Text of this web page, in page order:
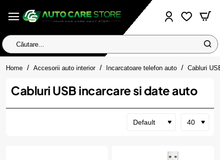
Căutare...
Home homeAccesorii auto interior Incarcatoare telefon auto Cabluri
Cabluri USB incarcare si date auto